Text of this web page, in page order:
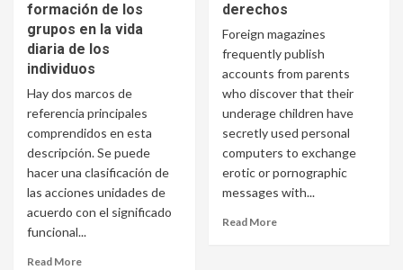
formación de los
grupos en la vida
diaria de los
individuos
Hay dos marcos de
referencia principales
comprendidos en esta
descripción. Se puede
hacer una clasificación de
las acciones unidades de
acuerdo con el significado
funcional...
Read More
derechos
Foreign magazines
frequently publish
accounts from parents
who discover that their
underage children have
secretly used personal
computers to exchange
erotic or pornographic
messages with...
Read More